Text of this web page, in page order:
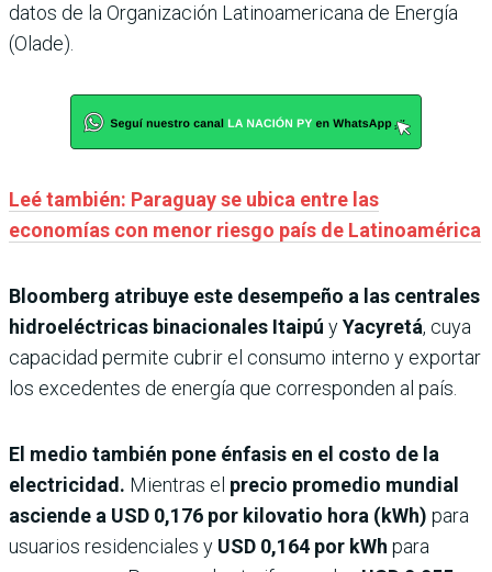
datos de la Organización Latinoamericana de Energía
(Olade).
Leé también: Paraguay se ubica entre las
economías con menor riesgo país de Latinoamérica
Bloomberg atribuye este desempeño a las centrales
hidroeléctricas binacionales Itaipú yYacyretá, cuya
capacidad permite cubrir el consumo interno y exportar
los excedentes de energía que corresponden al país.
El medio también pone énfasis en el costo de la
electricidad. Mientras el precio promedio mundial
asciende a USD 0,176 por kilovatio hora (kWh) para
usuarios residenciales y USD 0,164 por kWh para